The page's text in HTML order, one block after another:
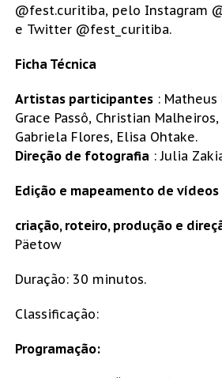
@fest.curitiba, pelo Instagram
e Twitter @fest_curitiba.
Ficha Técnica
Artistas participantes: Matheus
Grace Passô, Christian
Gabriela Flores, Elisa Ohtake.
Direção de fotografia : Julia
Edição e mapeamento de vídeos
criação, roteiro, produção e
Päetow
Duração: 30 minutos.
Classificação:
Programação: